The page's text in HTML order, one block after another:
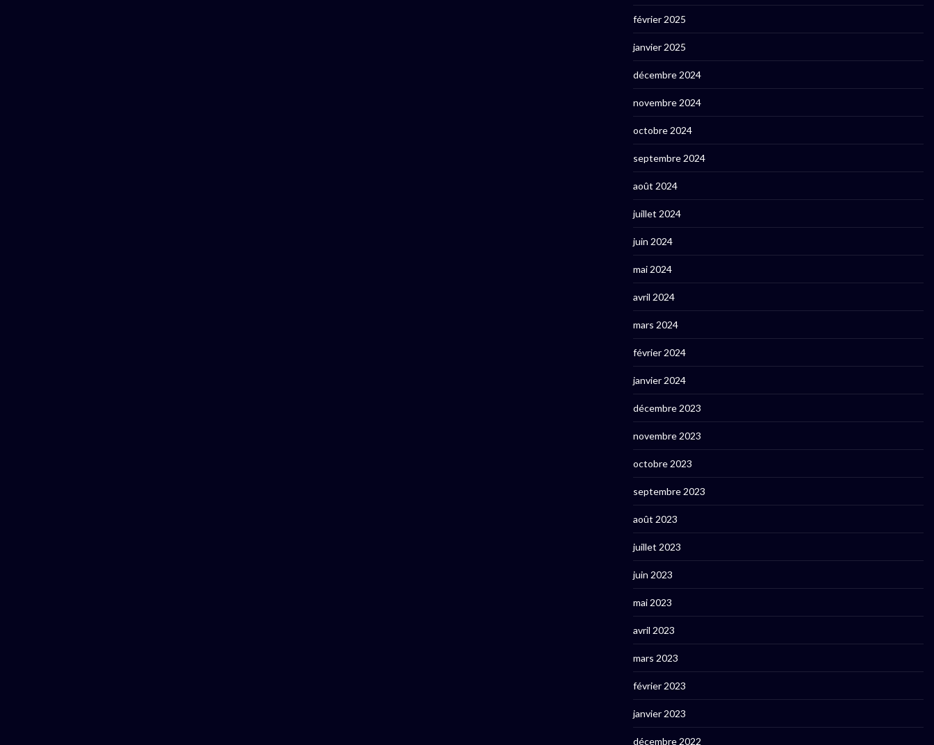
février 2025
janvier 2025
décembre 2024
novembre 2024
octobre 2024
septembre 2024
août 2024
juillet 2024
juin 2024
mai 2024
avril 2024
mars 2024
février 2024
janvier 2024
décembre 2023
novembre 2023
octobre 2023
septembre 2023
août 2023
juillet 2023
juin 2023
mai 2023
avril 2023
mars 2023
février 2023
janvier 2023
décembre 2022